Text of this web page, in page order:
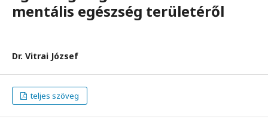
mentális egészség területéről
Dr. Vitrai József
teljes szöveg